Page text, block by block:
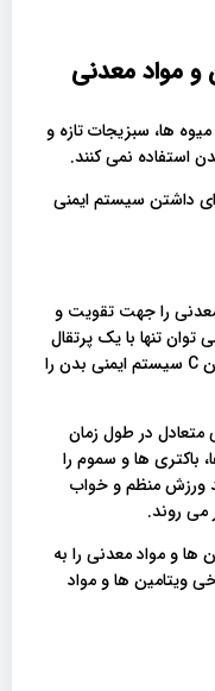
و مواد معدنی
میوه ها، سبزیجات تازه و
نمی کنند.
را جهت تقویت و
تنها با یک پرتقال
یا گریپ فروت و یا حتی یک قرص ویتامین C سیستم ایمنی بدن را
در طول زمان
باکتری ها و سموم را
ورزش منظم و خواب
می روند.
ها و مواد معدنی را به
ویتامین ها و مواد